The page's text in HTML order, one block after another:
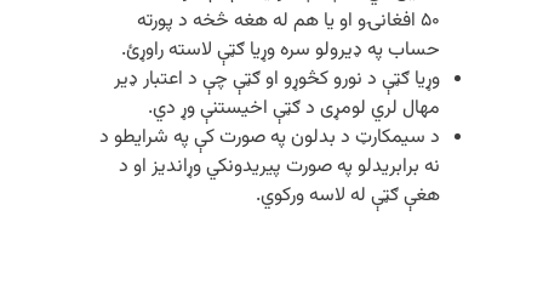
۵۰ افغانۍو او یا هم له هغه څخه د پورته
حساب په ډیرولو سره وړیا ګټې لاسته راوړئ.
وړیا ګټې د نورو کڅوړو او ګټې چې د اعتبار ډیر
مهال لري لومړی د ګټې اخیستنې وړ دي.
د سیمکارټ د بدلون په صورت کې په شرایطو د
نه برابریدلو په صورت پیریدونکي وړاندیز او د
هغې ګټې له لاسه ورکوي.